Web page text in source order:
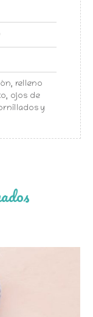
relleno
ojos de
y